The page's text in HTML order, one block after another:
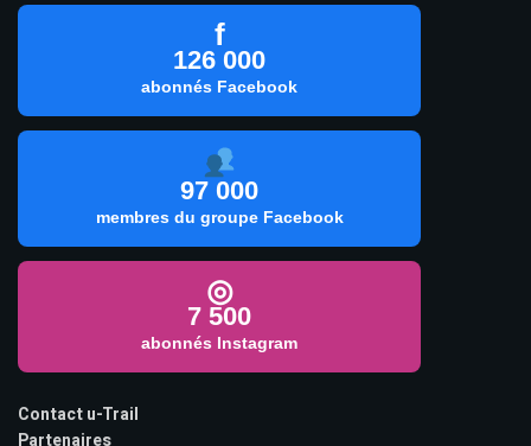
f
126 000
abonnés Facebook
97 000
membres du groupe Facebook
◎
7 500
abonnés Instagram
Contact u-Trail
Partenaires